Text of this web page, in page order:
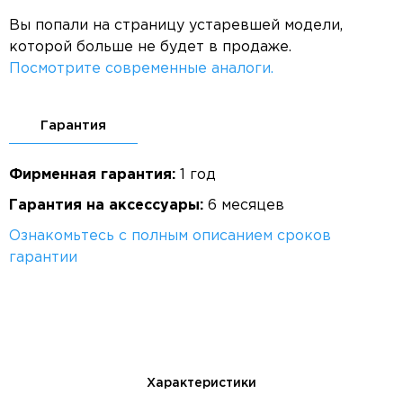
Вы попали на страницу устаревшей модели,
которой больше не будет в продаже.
Посмотрите современные аналоги.
Гарантия
Фирменная гарантия: 1 год
Гарантия на аксессуары: 6 месяцев
Ознакомьтесь с полным описанием сроков
гарантии
Характеристики